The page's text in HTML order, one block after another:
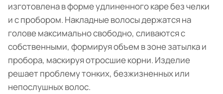
изготовлена в форме удлиненного каре без челки
и с пробором. Накладные волосы держатся на
голове максимально свободно, сливаются с
собственными, формируя объем в зоне затылка и
пробора, маскируя отросшие корни. Изделие
решает проблему тонких, безжизненных или
непослушных волос.